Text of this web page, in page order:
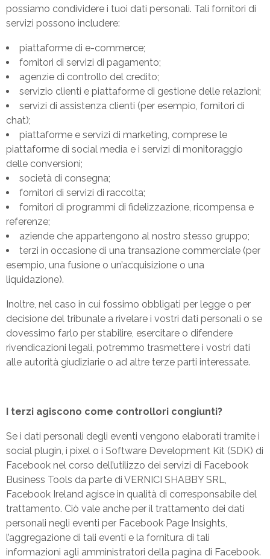
possiamo condividere i tuoi dati personali. Tali fornitori di
servizi possono includere:
piattaforme di e-commerce;
fornitori di servizi di pagamento;
agenzie di controllo del credito;
servizio clienti e piattaforme di gestione delle relazioni;
servizi di assistenza clienti (per esempio, fornitori di
chat);
piattaforme e servizi di marketing, comprese le
piattaforme di social media e i servizi di monitoraggio
delle conversioni;
società di consegna;
fornitori di servizi di raccolta;
fornitori di programmi di fidelizzazione, ricompensa e
referenze;
aziende che appartengono al nostro stesso gruppo;
terzi in occasione di una transazione commerciale (per
esempio, una fusione o un’acquisizione o una
liquidazione).
Inoltre, nel caso in cui fossimo obbligati per legge o per
decisione del tribunale a rivelare i vostri dati personali o se
dovessimo farlo per stabilire, esercitare o difendere
rivendicazioni legali, potremmo trasmettere i vostri dati
alle autorità giudiziarie o ad altre terze parti interessate.
I terzi agiscono come controllori congiunti?
Se i dati personali degli eventi vengono elaborati tramite i
social plugin, i pixel o i Software Development Kit (SDK) di
Facebook nel corso dell’utilizzo dei servizi di Facebook
Business Tools da parte di VERNICI SHABBY SRL,
Facebook Ireland agisce in qualità di corresponsabile del
trattamento. Ciò vale anche per il trattamento dei dati
personali negli eventi per Facebook Page Insights,
l’aggregazione di tali eventi e la fornitura di tali
informazioni agli amministratori della pagina di Facebook.